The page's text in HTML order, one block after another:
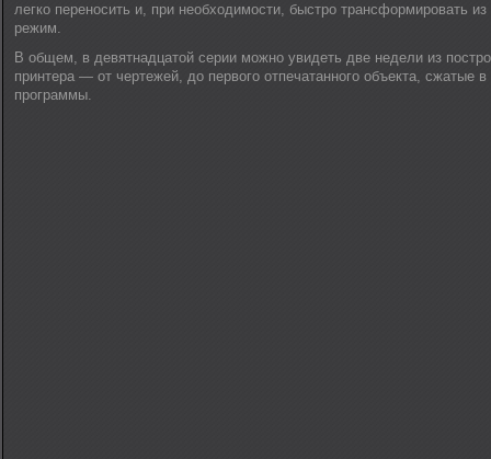
легко переносить и, при необходимости, быстро трансформировать из
режим.
В общем, в девятнадцатой серии можно увидеть две недели из
принтера — от чертежей, до первого отпечатанного объекта, сжатые
программы.